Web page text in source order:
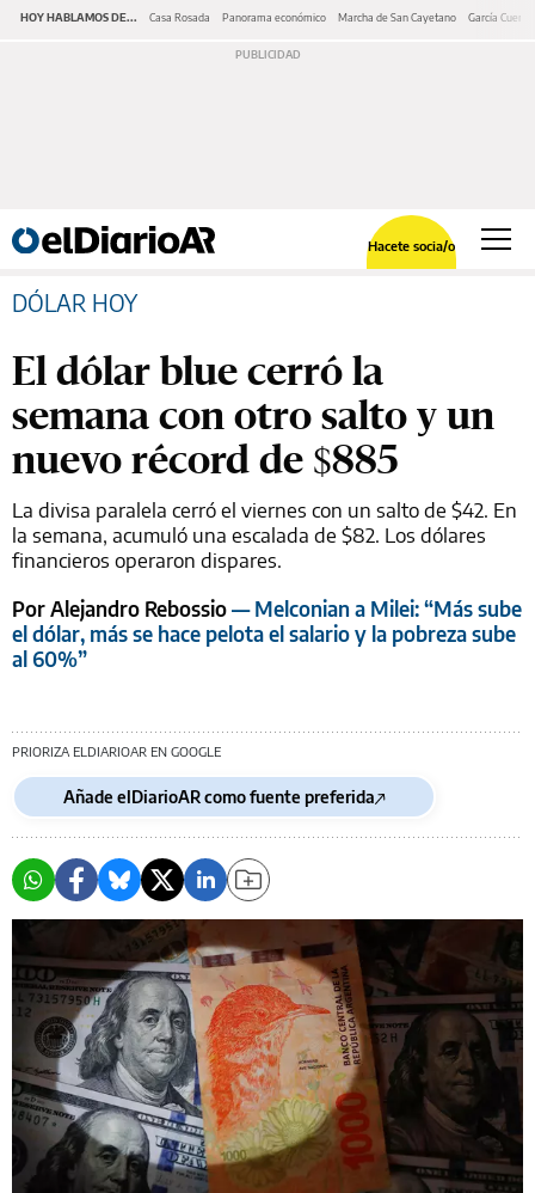
HOY HABLAMOS DE... Casa Rosada Panorama económico Marcha de San Cayetano García Cuerva
Hacete socia/o
DÓLAR HOY
El dólar blue cerró la
semana con otro salto y un
nuevo récord de $885
La divisa paralela cerró el viernes con un salto de $42. En
la semana, acumuló una escalada de $82. Los dólares
financieros operaron dispares.
Por Alejandro Rebossio— Melconian a Milei: “Más sube
el dólar, más se hace pelota el salario y la pobreza sube
al 60%”
PRIORIZA ELDIARIOAR EN GOOGLE
Añade elDiarioAR como fuente preferida